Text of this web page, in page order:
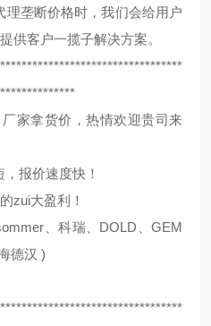
理垄断价格时，我们会给用户
供客户一揽子解决方案。
家拿货价，热情欢迎贵司来
报价速度快！
zui大盈利！
、科瑞、DOLD、GEM
德汉 )